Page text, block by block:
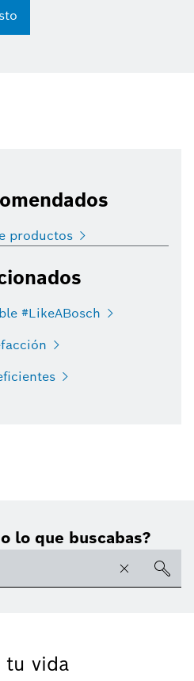
productos
#LikeABosch
lo que buscabas?
tu vida